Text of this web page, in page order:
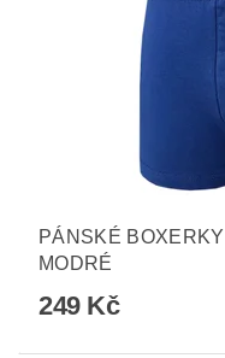
PÁNSKÉ
MODRÉ
249 Kč